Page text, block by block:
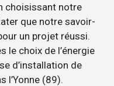
choisissant notre
que notre savoir-
un projet réussi.
le choix de l’énergie
d’installation de
l’Yonne (89).